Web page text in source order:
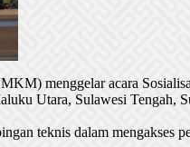
menggelar acara
Utara, Sulawesi Tengah,
teknis dalam mengakses